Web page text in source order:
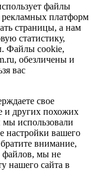
файлы
платформ
страницы, а нам
статистику,
Файлы сookie,
обезличены и
вас
свое
и других похожих
использовали
настройки вашего
внимание,
файлов, мы не
нашего сайта в